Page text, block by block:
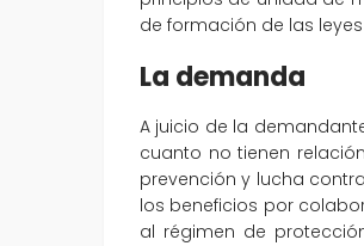
de formación de las leyes
La demanda
A juicio de la
cuanto no tienen
prevención y lucha
los beneficios por
al régimen de